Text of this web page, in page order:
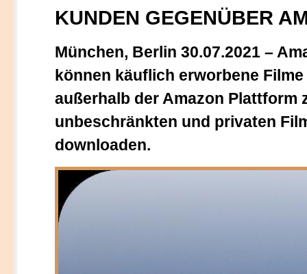
KUNDEN GEGENÜBER
München, Berlin 30.07.2021 –
können käuflich erworbene
außerhalb der Amazon Plattform
unbeschränkten und privaten
downloaden.